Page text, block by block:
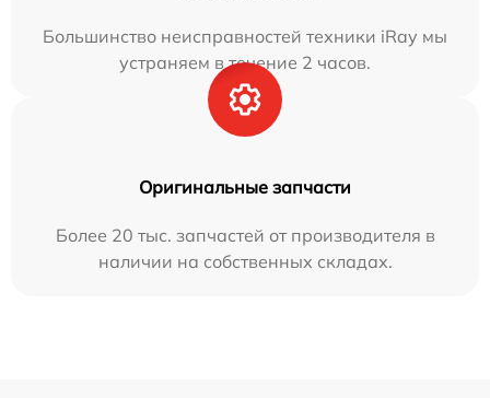
Большинство неисправностей техники iRay мы
устраняем в течение 2 часов.
Оригинальные запчасти
Более 20 тыс. запчастей от производителя в
наличии на собственных складах.